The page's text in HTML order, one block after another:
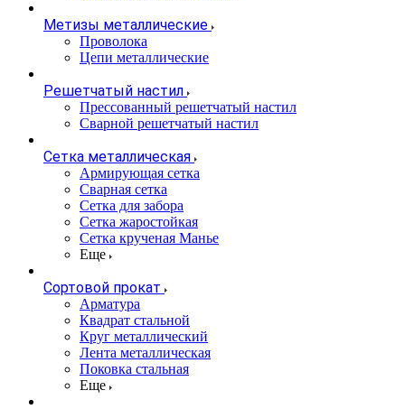
Метизы металлические
Проволока
Цепи металлические
Решетчатый настил
Прессованный решетчатый настил
Сварной решетчатый настил
Сетка металлическая
Армирующая сетка
Сварная сетка
Сетка для забора
Сетка жаростойкая
Сетка крученая Манье
Еще
Сортовой прокат
Арматура
Квадрат стальной
Круг металлический
Лента металлическая
Поковка стальная
Еще